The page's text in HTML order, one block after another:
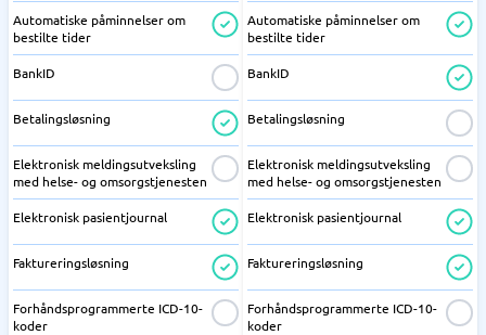
Automatiske påminnelser om
bestilte tider
BankID
Betalingsløsning
Elektronisk meldingsutveksling
med helse- og omsorgstjenesten
Elektronisk pasientjournal
Faktureringsløsning
Forhåndsprogrammerte ICD-10-
koder
Automatiske påminnelser om
bestilte tider
BankID
Betalingsløsning
Elektronisk meldingsutveksling
med helse- og omsorgstjenesten
Elektronisk pasientjournal
Faktureringsløsning
Forhåndsprogrammerte ICD-10-
koder